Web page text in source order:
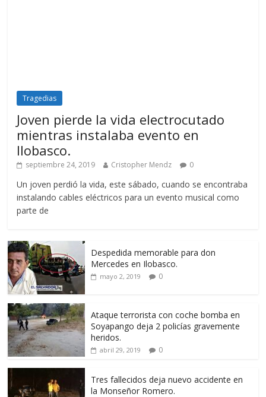
Tragedias
Joven pierde la vida electrocutado
mientras instalaba evento en
Ilobasco.
septiembre 24, 2019 Cristopher Mendz 0
Un joven perdió la vida, este sábado, cuando se encontraba
instalando cables eléctricos para un evento musical como
parte de
Despedida memorable para don
Mercedes en Ilobasco.
mayo 2, 2019 0
Ataque terrorista con coche bomba en
Soyapango deja 2 policías gravemente
heridos.
abril 29, 2019 0
Tres fallecidos deja nuevo accidente en
la Monseñor Romero.